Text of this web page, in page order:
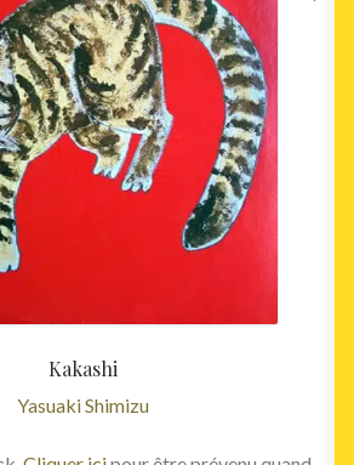
Kakashi
Yasuaki Shimizu